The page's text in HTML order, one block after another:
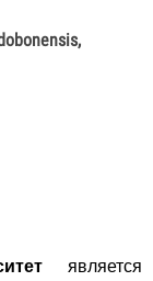
является